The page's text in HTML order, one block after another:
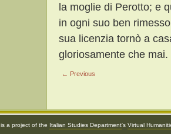
la moglie di Perotto; e
in ogni suo ben
sua licenzia tornò a
gloriosamente che mai.
← Previous
is a project of the Italian Studies Department's Virtual